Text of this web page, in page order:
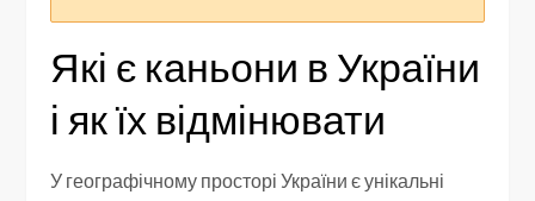
Які є каньони в України
і як їх відмінювати
У географічному просторі України є унікальні